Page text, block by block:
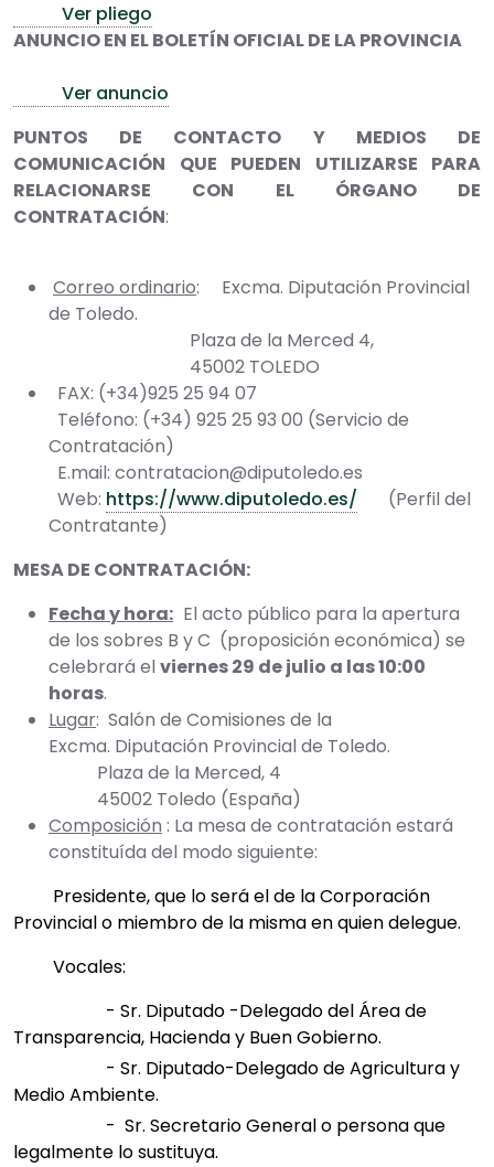
Ver pliego
ANUNCIO EN EL BOLETÍN OFICIAL DE LA PROVINCIA
Ver anuncio
PUNTOS DE CONTACTO Y MEDIOS DE
COMUNICACIÓN QUE PUEDEN UTILIZARSE PARA
RELACIONARSE CON EL ÓRGANO DE
CONTRATACIÓN:
Correo ordinario: Excma. Diputación Provincial
de Toledo.
Plaza de la Merced 4,
45002 TOLEDO
FAX: (+34)925 25 94 07
Teléfono: (+34) 925 25 93 00 (Servicio de
Contratación)
E.mail: contratacion@diputoledo.es
Web: https://www.diputoledo.es/ (Perfil del
Contratante)
MESA DE CONTRATACIÓN:
Fecha y hora: El acto público para la apertura
de los sobres B y C (proposición económica) se
celebrará elviernes 29 de julio a las 10:00
horas.
Lugar: Salón de Comisiones de la
Excma. Diputación Provincial de Toledo.
Plaza de la Merced, 4
45002 Toledo (España)
Composición : La mesa de contratación estará
constituída del modo siguiente:
Presidente, que lo será el de la Corporación
Provincial o miembro de la misma en quien delegue.
Vocales:
- Sr. Diputado -Delegado del Área de
Transparencia, Hacienda y Buen Gobierno.
- Sr. Diputado-Delegado de Agricultura y
Medio Ambiente.
- Sr. Secretario General o persona que
legalmente lo sustituya.